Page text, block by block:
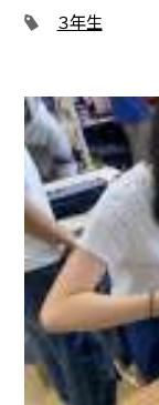
３年生